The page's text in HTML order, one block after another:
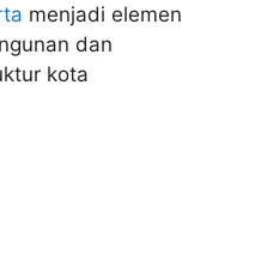
menjadi elemen
dan
kota